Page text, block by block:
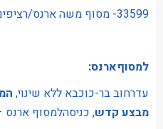
33599- מסוף משה ארנס/רציפים (רציף 7)
למסוףארנס:
עדרחוב בר-כוכבא ללא שינוי,
מבצע קדש, כניסהלמסוף ארנס